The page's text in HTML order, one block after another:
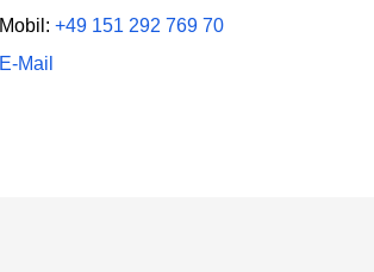
Mobil: +49 151 292 769 70
E-Mail